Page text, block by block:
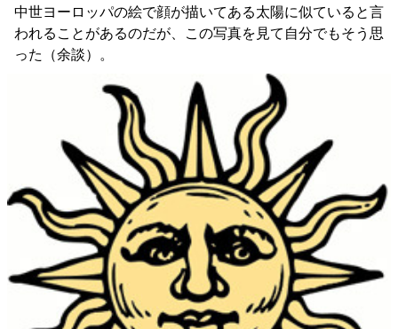
中世ヨーロッパの絵で顔が描いてある太陽に似ていると言
われることがあるのだが、この写真を見て自分でもそう思
った（余談）。